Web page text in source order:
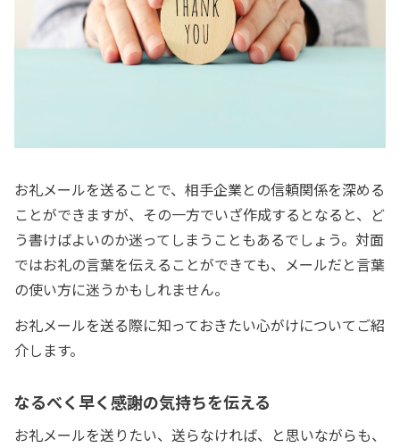
お礼メールを送ることで、相手企業との信頼関係を深める
ことができますが、その一方でいざ作成するとなると、ど
う書けばよいのか迷ってしまうこともあるでしょう。対面
ではお礼の言葉を伝えることができても、メールだと言葉
の使い方に迷うかもしれません。
お礼メールを送る際に知っておきたい心がけについてご紹
介します。
なるべく早く感謝の気持ちを伝える
お礼メールを送りたい、送らなければ、と思いながらも、